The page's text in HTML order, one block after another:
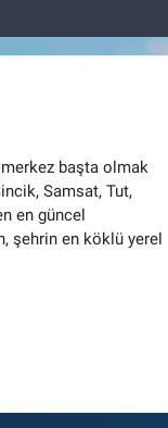
merkez başta olmak
Samsat, Tut,
en güncel
şehrin en köklü yerel